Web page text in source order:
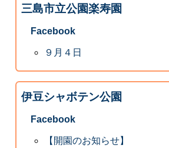
三島市立公園楽寿園
Facebook
９月４日
伊豆シャボテン公園
Facebook
【開園のお知らせ】